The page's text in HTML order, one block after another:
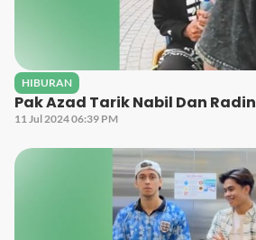
HIBURAN
Pak Azad Tarik Nabil Dan Radin
11 Jul 2024 06:39 PM